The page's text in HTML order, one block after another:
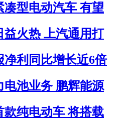
凑型电动汽车 有望
益火热 上汽通用打
净利同比增长近6倍
电池业务 鹏辉能源
款纯电动车 将搭载